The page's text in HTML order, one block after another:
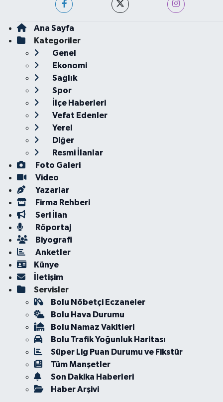
Ana Sayfa
Kategoriler
Genel
Ekonomi
Sağlık
Spor
İlçe Haberleri
Vefat Edenler
Yerel
Diğer
Resmi İlanlar
Foto Galeri
Video
Yazarlar
Firma Rehberi
Seri İlan
Röportaj
Biyografi
Anketler
Künye
İletişim
Servisler
Bolu Nöbetçi Eczaneler
Bolu Hava Durumu
Bolu Namaz Vakitleri
Bolu Trafik Yoğunluk Haritası
Süper Lig Puan Durumu ve Fikstür
Tüm Manşetler
Son Dakika Haberleri
Haber Arşivi